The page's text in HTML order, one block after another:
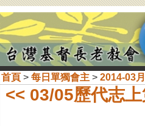
首頁> 每日單獨會主> 2014-03月
<< 03/05歷代志